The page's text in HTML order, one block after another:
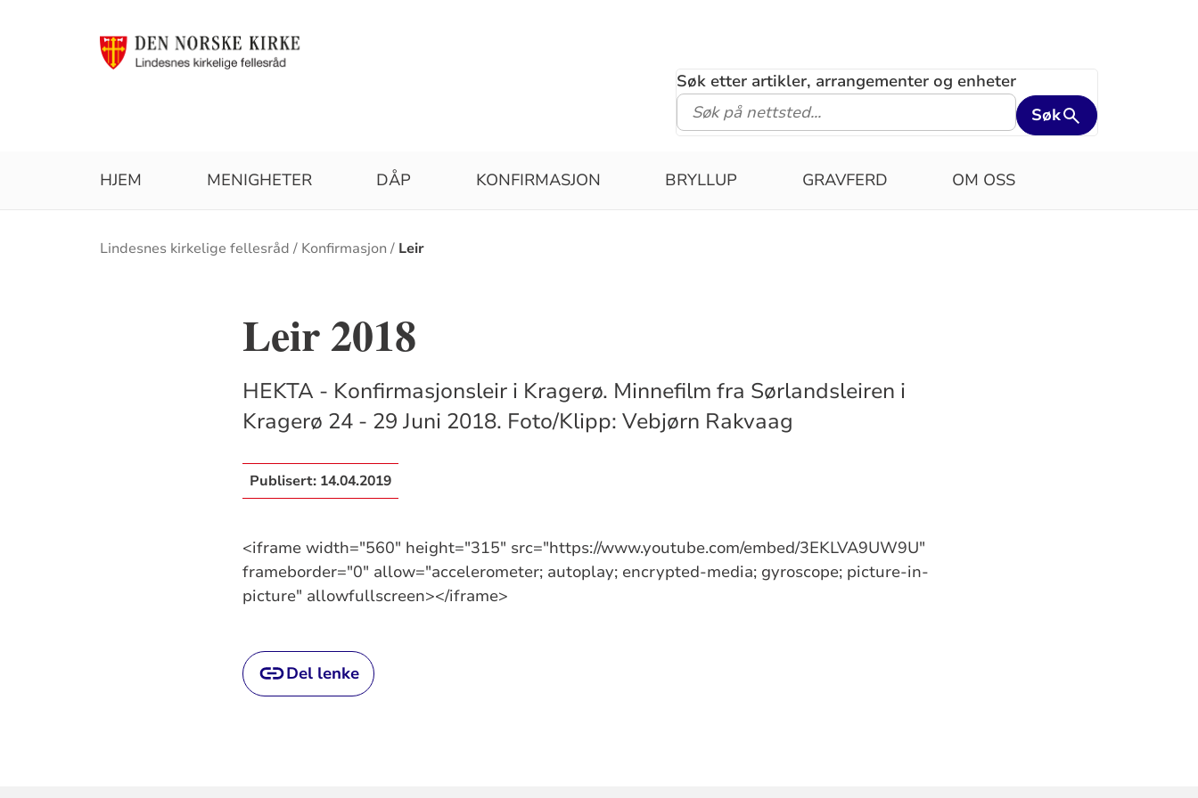
Søk etter artikler, arrangementer og enheter
Søk
HJEM MENIGHETER DÅP KONFIRMASJON BRYLLUP GRAVFERD OM OSS
Brødsmulesti
Lindesnes kirkelige fellesråd Konfirmasjon Leir
Leir 2018
HEKTA - Konfirmasjonsleir i Kragerø. Minnefilm fra Sørlandsleiren i
Kragerø 24 - 29 Juni 2018. Foto/Klipp: Vebjørn Rakvaag
Publisert: 14.04.2019
<iframe width="560" height="315" src="https://www.youtube.com/embed/3EKLVA9UW9U"
frameborder="0" allow="accelerometer; autoplay; encrypted-media; gyroscope; picture-in-
picture" allowfullscreen></iframe>
Del lenke